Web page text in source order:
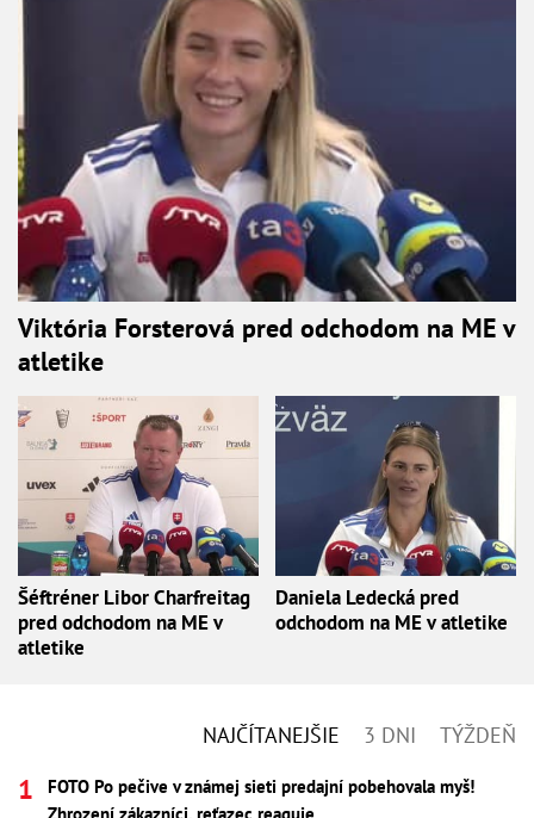
Viktória Forsterová pred odchodom na ME v
atletike
Šéftréner Libor Charfreitag
pred odchodom na ME v
atletike
Daniela Ledecká pred
odchodom na ME v atletike
NAJČÍTANEJŠIE 3 DNI TÝŽDEŇ
FOTO Po pečive v známej sieti predajní pobehovala myš!